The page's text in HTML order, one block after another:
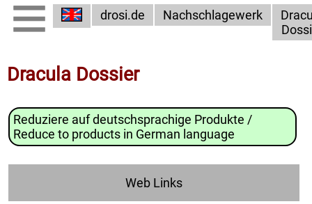
drosi.de Nachschlagewerk
Dracula Dossier
Reduziere auf deutschsprachige Produkte /
Reduce to products in German language
Web Links